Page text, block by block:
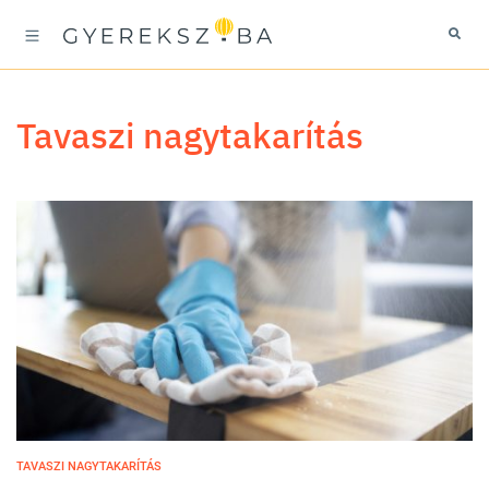
tavaszi nagytakarítás
TAVASZI NAGYTAKARÍTÁS